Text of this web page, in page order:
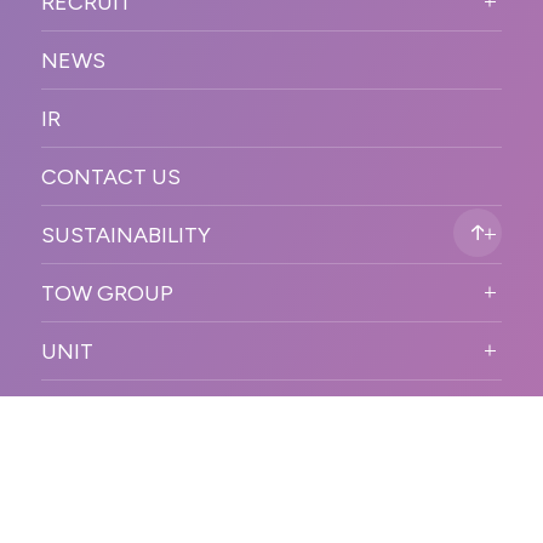
促
デジタル制作・映像
制作
PR
COMPANY INFORMATION
MESSAGE
OFFICER
ACCESS
ORGANIZATION CHART
HISTORY
新卒採用
キャリア採用
NEWS
IR
CONTACT US
SUSTAINABILITY
サステナビリティ
TOW GROUP
MOTTO
UNIT
REACT